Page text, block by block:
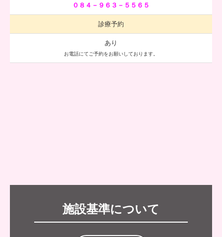
０８４－９６３－５５６５
診療予約
あり
お電話にてご予約をお願いしております。
施設基準について